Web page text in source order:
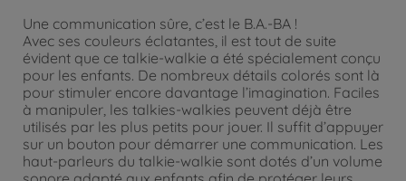
Une communication sûre, c’est le B.A.-BA !
Avec ses couleurs éclatantes, il est tout de suite
évident que ce talkie-walkie a été spécialement conçu
pour les enfants. De nombreux détails colorés sont là
pour stimuler encore davantage l’imagination. Faciles
à manipuler, les talkies-walkies peuvent déjà être
utilisés par les plus petits pour jouer. Il suffit d’appuyer
sur un bouton pour démarrer une communication. Les
haut-parleurs du talkie-walkie sont dotés d’un volume